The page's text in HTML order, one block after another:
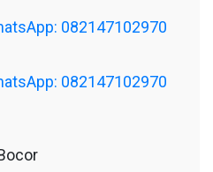
082147102970
082147102970